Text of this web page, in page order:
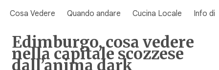
Cosa Vedere Quando andare Cucina Locale Info di
Edimburgo, cosa vedere
nella capitale scozzese
dall’anima dark